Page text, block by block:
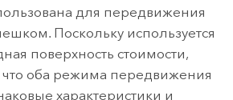
для передвижения
Поскольку используется
поверхность стоимости,
что оба режима передвижения
характеристики и